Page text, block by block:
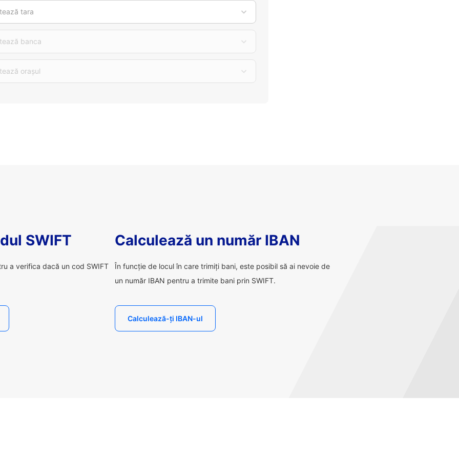
tara
banca
orașul
SWIFT
a verifica dacă un cod SWIFT
Calculează un număr IBAN
În funcție de locul în care trimiți bani, este posibil să ai nevoie de
un număr IBAN pentru a trimite bani prin SWIFT.
Calculează-ți IBAN-ul